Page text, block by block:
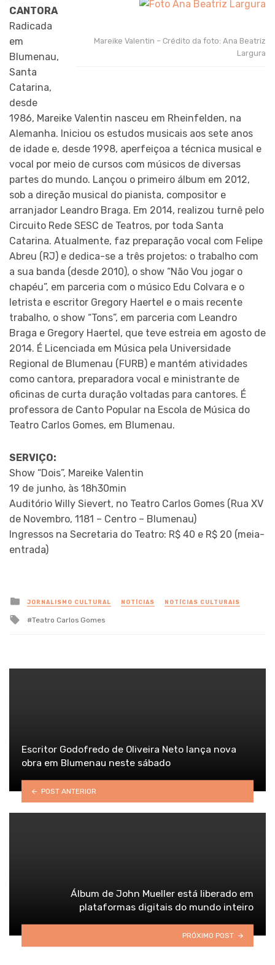
Mareike Valentin – Crédito da foto: Ana Beatriz
Largura
CANTORA
Radicada
em
Blumenau,
Santa
Catarina,
desde
1986, Mareike Valentin nasceu em Rheinfelden, na
Alemanha. Iniciou os estudos musicais aos sete anos
de idade e, desde 1998, aperfeiçoa a técnica musical e
vocal por meio de cursos com músicos de diversas
partes do mundo. Lançou o primeiro álbum em 2012,
sob a direção musical do pianista, compositor e
arranjador Leandro Braga. Em 2014, realizou turnê pelo
Circuito Rede SESC de Teatros, por toda Santa
Catarina. Atualmente, faz preparação vocal com Felipe
Abreu (RJ) e dedica-se a três projetos: o trabalho com
a sua banda (desde 2010), o show “Não Vou jogar o
chapéu”, em parceria com o músico Edu Colvara e o
letrista e escritor Gregory Haertel e o mais recente
trabalho, o show “Tons”, em parceria com Leandro
Braga e Gregory Haertel, que teve estreia em agosto de
2014. É Licenciada em Música pela Universidade
Regional de Blumenau (FURB) e mantém atividades
como cantora, preparadora vocal e ministrante de
oficinas de curta duração voltadas para cantores. É
professora de Canto Popular na Escola de Música do
Teatro Carlos Gomes, em Blumenau.
SERVIÇO:
Show “Dois”, Mareike Valentin
19 de junho, às 18h30min
Auditório Willy Sievert, no Teatro Carlos Gomes (Rua XV
de Novembro, 1181 – Centro – Blumenau)
Ingressos na Secretaria do Teatro: R$ 40 e R$ 20 (meia-
entrada)
Posted
in
JORNALISMO CULTURAL NOTÍCIAS NOTÍCIAS CULTURAIS
Tagged
Teatro Carlos Gomes
Escritor Godofredo de Oliveira Neto lança nova
obra em Blumenau neste sábado
POST ANTERIOR
Álbum de John Mueller está liberado em
plataformas digitais do mundo inteiro
PRÓXIMO POST